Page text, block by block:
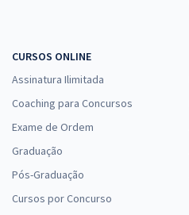
CURSOS ONLINE
Assinatura Ilimitada
Coaching para Concursos
Exame de Ordem
Graduação
Pós-Graduação
Cursos por Concurso